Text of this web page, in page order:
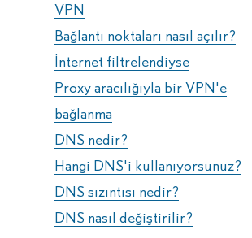
VPN
Bağlantı noktaları nasıl açılır?
İnternet filtrelendiyse
Proxy aracılığıyla bir VPN'e
bağlanma
DNS nedir?
Hangi DNS'i kullanıyorsunuz?
DNS sızıntısı nedir?
DNS nasıl değiştirilir?